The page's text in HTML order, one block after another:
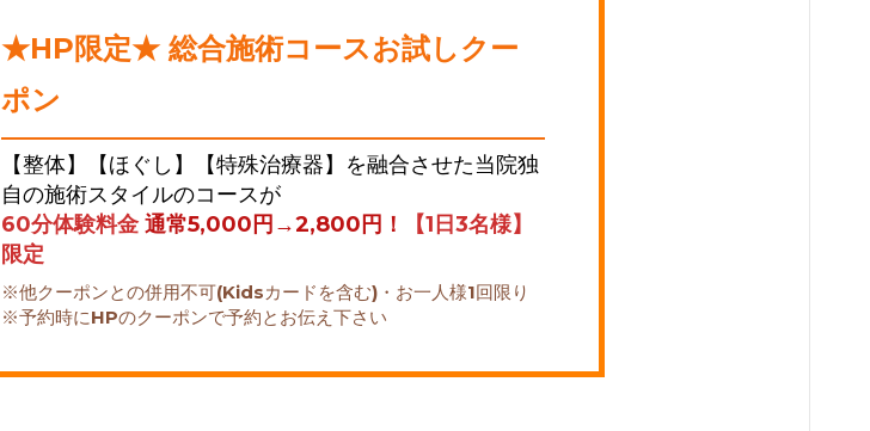
★HP限定★ 総合施術コースお試しクー
ポン
【整体】【ほぐし】【特殊治療器】を融合させた当院独
自の施術スタイルのコースが
60分体験料金 通常5,000円→2,800円！
【1日3名様】
限定
※他クーポンとの併用不可(Kidsカードを含む)・お一人様1回限り
※予約時にHPのクーポンで予約とお伝え下さい